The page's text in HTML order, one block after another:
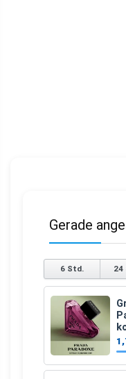
Gerade
6 Std. 24